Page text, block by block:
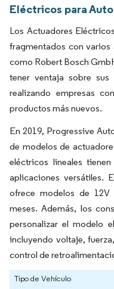
Eléctricos para
Los Actuadores
fragmentados con varios
como Robert Bosch
tener ventaja sobre sus
realizando empresas
productos más nuevos.
En 2019, Progressive
de modelos de
eléctricos lineales
aplicaciones versátiles.
ofrece modelos de
meses. Además, los
personalizar el modelo
incluyendo voltaje,
control de
Tipo de Vehículo